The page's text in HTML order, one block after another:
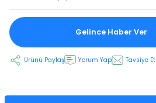
Gelince Haber Ver
Ürünü Paylaş Yorum Yap Tavsiye Et